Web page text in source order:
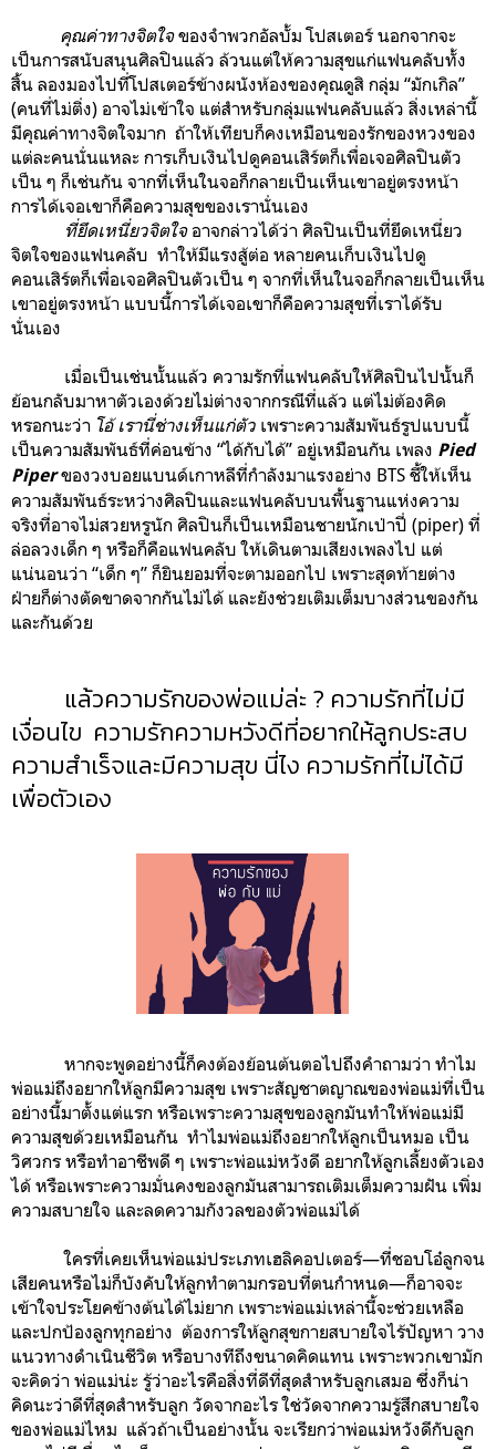
คุณค่าทางจิตใจของจำพวกอัลบั้ม โปสเตอร์ นอกจากจะ
เป็นการสนับสนุนศิลปินแล้ว ล้วนแต่ให้ความสุขแก่แฟนคลับทั้ง
สิ้น ลองมองไปที่โปสเตอร์ข้างผนังห้องของคุณดูสิ กลุ่ม “มักเกิล”
(คนที่ไม่ต่ิ่ง) อาจไม่เข้าใจ แต่สำหรับกลุ่มแฟนคลับแล้ว สิ่งเหล่านี้
มีคุณค่าทางจิตใจมาก ถ้าให้เทียบก็คงเหมือนของรักของหวงของ
แต่ละคนนั่นแหละ การเก็บเงินไปดูคอนเสิร์ตก็เพื่อเจอศิลปินตัว
เป็น ๆ ก็เช่นกัน จากที่เห็นในจอก็กลายเป็นเห็นเขาอยู่ตรงหน้า
การได้เจอเขาก็คือความสุขของเรานั่นเอง
ที่ยึดเหนี่ยวจิตใจอาจกล่าวได้ว่า ศิลปินเป็นที่ยึดเหนี่ยว
จิตใจของแฟนคลับ ทำให้มีแรงสู้ต่อ หลายคนเก็บเงินไปดู
คอนเสิร์ตก็เพื่อเจอศิลปินตัวเป็น ๆ จากที่เห็นในจอก็กลายเป็นเห็น
เขาอยู่ตรงหน้า แบบนี้การได้เจอเขาก็คือความสุขที่เราได้รับ
นั่นเอง
เมื่อเป็นเช่นนั้นแล้ว ความรักที่แฟนคลับให้ศิลปินไปนั้นก็
ย้อนกลับมาหาตัวเองด้วยไม่ต่างจากกรณีที่แล้ว แต่ไม่ต้องคิด
หรอกนะว่า โอ้ เรานี่ช่างเห็นแก่ตัว เพราะความสัมพันธ์รูปแบบนี้
เป็นความสัมพันธ์ที่ค่อนข้าง “ได้กับได้” อยู่เหมือนกัน เพลง Pied
Piperของวงบอยแบนด์เกาหลีที่กำลังมาแรงอย่าง BTS ชี้ให้เห็น
ความสัมพันธ์ระหว่างศิลปินและแฟนคลับบนพื้นฐานแห่งความ
จริงที่อาจไม่สวยหรูนัก ศิลปินก็เป็นเหมือนชายนักเป่าปี่ (piper) ที่
ล่อลวงเด็ก ๆ หรือก็คือแฟนคลับ ให้เดินตามเสียงเพลงไป แต่
แน่นอนว่า “เด็ก ๆ” ก็ยินยอมที่จะตามออกไป เพราะสุดท้ายต่าง
ฝ่ายก็ต่างตัดขาดจากกันไม่ได้ และยังช่วยเติมเต็มบางส่วนของกัน
และกันด้วย
แล้วความรักของพ่อแม่ล่ะ ? ความรักที่ไม่มี
เงื่อนไข ความรักความหวังดีที่อยากให้ลูกประสบ
ความสำเร็จและมีความสุข นี่ไง ความรักที่ไม่ได้มี
เพื่อตัวเอง
หากจะพูดอย่างนี้ก็คงต้องย้อนต้นตอไปถึงคำถามว่า ทำไม
พ่อแม่ถึงอยากให้ลูกมีความสุข เพราะสัญชาตญาณของพ่อแม่ที่เป็น
อย่างนี้มาตั้งแต่แรก หรือเพราะความสุขของลูกมันทำให้พ่อแม่มี
ความสุขด้วยเหมือนกัน ทำไมพ่อแม่ถึงอยากให้ลูกเป็นหมอ เป็น
วิศวกร หรือทำอาชีพดี ๆ เพราะพ่อแม่หวังดี อยากให้ลูกเลี้ยงตัวเอง
ได้ หรือเพราะความมั่นคงของลูกมันสามารถเติมเต็มความฝัน เพิ่ม
ความสบายใจ และลดความกังวลของตัวพ่อแม่ได้
ใครที่เคยเห็นพ่อแม่ประเภทเฮลิคอปเตอร์—ที่ชอบโอ๋ลูกจน
เสียคนหรือไม่ก็บังคับให้ลูกทำตามกรอบที่ตนกำหนด—ก็อาจจะ
เข้าใจประโยคข้างต้นได้ไม่ยาก เพราะพ่อแม่เหล่านี้จะช่วยเหลือ
และปกป้องลูกทุกอย่าง ต้องการให้ลูกสุขกายสบายใจไร้ปัญหา วาง
แนวทางดำเนินชีวิต หรือบางทีถึงขนาดคิดแทน เพราะพวกเขามัก
จะคิดว่า พ่อแม่น่ะ รู้ว่าอะไรคือสิ่งที่ดีที่สุดสำหรับลูกเสมอ ซึ่งก็น่า
คิดนะว่าดีที่สุดสำหรับลูก วัดจากอะไร ใช่วัดจากความรู้สึกสบายใจ
ของพ่อแม่ไหม แล้วถ้าเป็นอย่างนั้น จะเรียกว่าพ่อแม่หวังดีกับลูก